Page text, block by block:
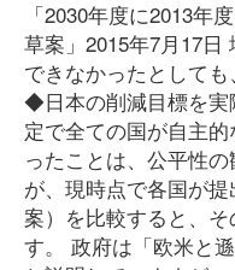
「2030年度に2013年
草案」2015年7月17
できなかったとしても
◆日本の削減目標を実
定で全ての国が自主
ったことは、公平性
が、現時点で各国が
案）を比較すると、
す。 政府は「欧米と